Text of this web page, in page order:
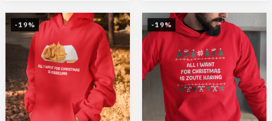
€ 39,95.€ 32,50.
was:
€ 39,95.
is:
€ 32,50.
-19% -19%